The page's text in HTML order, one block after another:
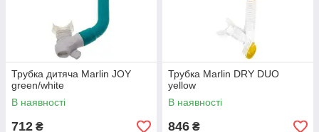
Трубка дитяча Marlin JOY
green/white
В наявності
712 ₴
Трубка Marlin DRY DUO
yellow
В наявності
846 ₴